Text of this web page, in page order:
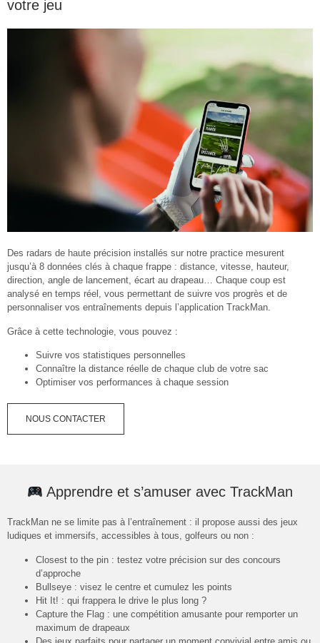
votre jeu
Des radars de haute précision installés sur notre practice mesurent
jusqu’à 8 données clés à chaque frappe : distance, vitesse, hauteur,
direction, angle de lancement, écart au drapeau… Chaque coup est
analysé en temps réel, vous permettant de suivre vos progrès et de
personnaliser vos entraînements depuis l’application TrackMan.
Grâce à cette technologie, vous pouvez :
Suivre vos statistiques personnelles
Connaître la distance réelle de chaque club de votre sac
Optimiser vos performances à chaque session
NOUS CONTACTER
Apprendre et s’amuser avec TrackMan
TrackMan ne se limite pas à l’entraînement : il propose aussi des jeux
ludiques et immersifs, accessibles à tous, golfeurs ou non :
Closest to the pin : testez votre précision sur des concours
d’approche
Bullseye : visez le centre et cumulez les points
Hit It! : qui frappera le drive le plus long ?
Capture the Flag : une compétition amusante pour remporter un
maximum de drapeaux